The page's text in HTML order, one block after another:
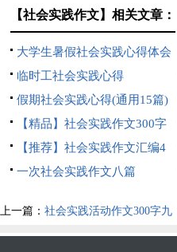
【社会实践作文】相关文章：
大学生暑假社会实践心得体会
【推荐】
临时工社会实践心得
假期社会实践心得(通用15篇)
【精品】社会实践作文300字
汇总7篇
【推荐】社会实践作文汇编4
篇一次社会实践作文八篇
上一篇： 社会实践活动作文300字九
篇